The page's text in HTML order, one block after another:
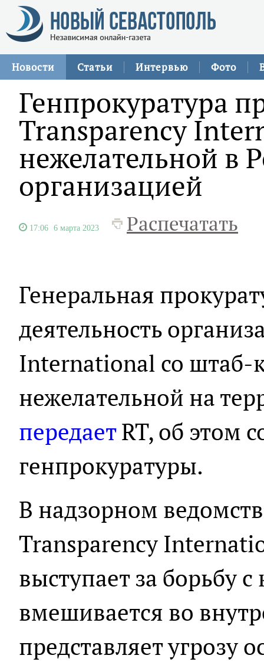
Новости Статьи Интервью Фото
Генпрокуратура
Transparеncy
нежелательной в
организацией
17:06 6 марта 2023 Распечатать
Генеральная
деятельность
International со штаб-
нежелательной на
передаетRT, об этом
генпрокуратуры.
В надзорном
Transparеncy
выступает за борьбу
вмешивается во
представляет угрозу